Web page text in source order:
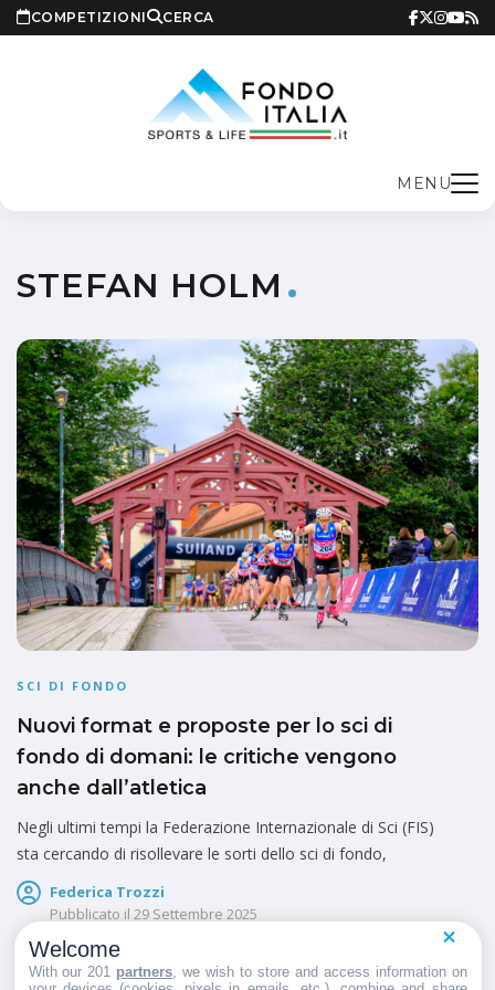
COMPETIZIONI CERCA
MENU
STEFAN HOLM
SCI DI FONDO
Nuovi format e proposte per lo sci di
fondo di domani: le critiche vengono
anche dall’atletica
Negli ultimi tempi la Federazione Internazionale di Sci (FIS)
sta cercando di risollevare le sorti dello sci di fondo,
Federica Trozzi
Pubblicato il 29 Settembre 2025
Welcome
With our 201 partners , we wish to store and access information on